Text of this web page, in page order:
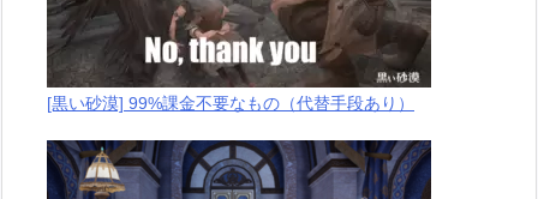
[黒い砂漠] 99%課金不要なもの（代替手段あり）